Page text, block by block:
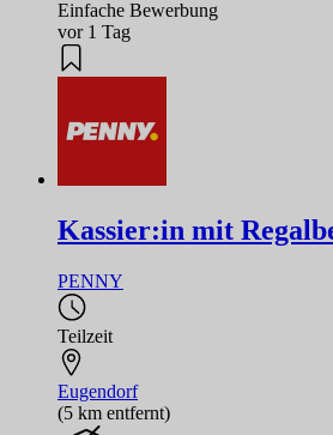
Einfache Bewerbung
vor 1 Tag
Kassier:in mit
PENNY
Teilzeit
Eugendorf
(5 km entfernt)